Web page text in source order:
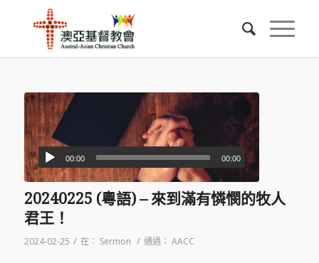
00:00 00:00
20240225 (粵語) – 來到滿有憐憫的牧人
君王！
2024-02-25 / 在： Sermon / 通過： AACC